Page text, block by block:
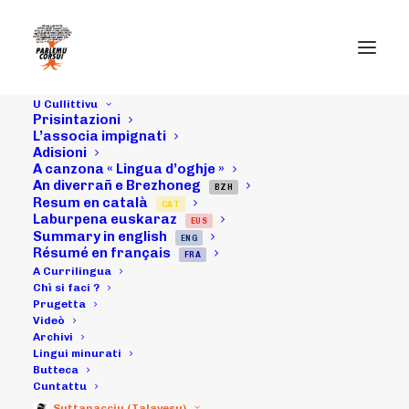
U Cullittivu
Prisintazioni
L’associa impignati
Adisioni
A canzona « Lingua d’oghje »
An diverrañ e Brezhoneg
BZH
Resum en català CAT
Laburpena euskaraz EUS
Summary in english ENG
Résumé en français FRA
A Currilingua
Chì si faci ?
Prugetta
Videò
Archivi
Lingui minurati
Butteca
Cuntattu
20/07/25 :
Cunfarenza di
Stampa
Univarsità di
Corti U pianu
Parlemu Corsu !
À chì ni semu ?